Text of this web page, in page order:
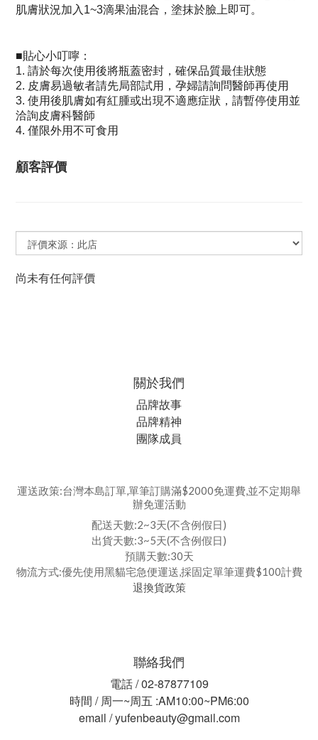
肌膚狀況加入1~3滴果油混合，塗抹於臉上即可。
■貼心小叮嚀：
1. 請於每次使用後將瓶蓋密封，確保品質最佳狀態
2. 皮膚易過敏者請先局部試用， 孕婦請詢問醫師再使用
3. 使用後肌膚如有紅腫或出現不適應症狀，請暫停使用並
洽詢皮膚科醫師
4. 僅限外用不可食用
顧客評價
尚未有任何評價
關於我們
品牌故事
品牌精神
團隊成員
運送政策:台灣本島訂單,單筆訂購滿$2000免運費,並不定期舉
辦免運活動
配送天數:2~3天(不含例假日)
出貨天數:3~5天(不含例假日)
預購天數:30天
物流方式:優先使用黑貓宅急便運送,採固定單筆運費$100計費
退換貨政策
聯絡我們
電話 / 02-87877109
時間 / 周一~周五 :AM10:00~PM6:00
email / yufenbeauty@gmail.com